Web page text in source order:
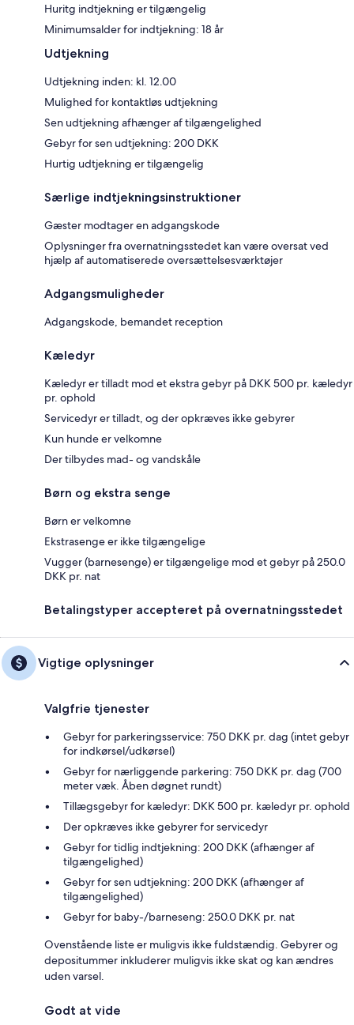
Huritg indtjekning er tilgængelig
Minimumsalder for indtjekning: 18 år
Udtjekning
Udtjekning inden: kl. 12.00
Mulighed for kontaktløs udtjekning
Sen udtjekning afhænger af tilgængelighed
Gebyr for sen udtjekning: 200 DKK
Hurtig udtjekning er tilgængelig
Særlige indtjekningsinstruktioner
Gæster modtager en adgangskode
Oplysninger fra overnatningsstedet kan være oversat ved
hjælp af automatiserede oversættelsesværktøjer
Adgangsmuligheder
Adgangskode, bemandet reception
Kæledyr
Kæledyr er tilladt mod et ekstra gebyr på DKK 500 pr. kæledyr
pr. ophold
Servicedyr er tilladt, og der opkræves ikke gebyrer
Kun hunde er velkomne
Der tilbydes mad- og vandskåle
Børn og ekstra senge
Børn er velkomne
Ekstrasenge er ikke tilgængelige
Vugger (barnesenge) er tilgængelige mod et gebyr på 250.0
DKK pr. nat
Betalingstyper accepteret på overnatningsstedet
Vigtige oplysninger
Valgfrie tjenester
Gebyr for parkeringsservice: 750 DKK pr. dag (intet gebyr
for indkørsel/udkørsel)
Gebyr for nærliggende parkering: 750 DKK pr. dag (700
meter væk. Åben døgnet rundt)
Tillægsgebyr for kæledyr: DKK 500 pr. kæledyr pr. ophold
Der opkræves ikke gebyrer for servicedyr
Gebyr for tidlig indtjekning: 200 DKK (afhænger af
tilgængelighed)
Gebyr for sen udtjekning: 200 DKK (afhænger af
tilgængelighed)
Gebyr for baby-/barneseng: 250.0 DKK pr. nat
Ovenstående liste er muligvis ikke fuldstændig. Gebyrer og
depositummer inkluderer muligvis ikke skat og kan ændres
uden varsel.
Godt at vide